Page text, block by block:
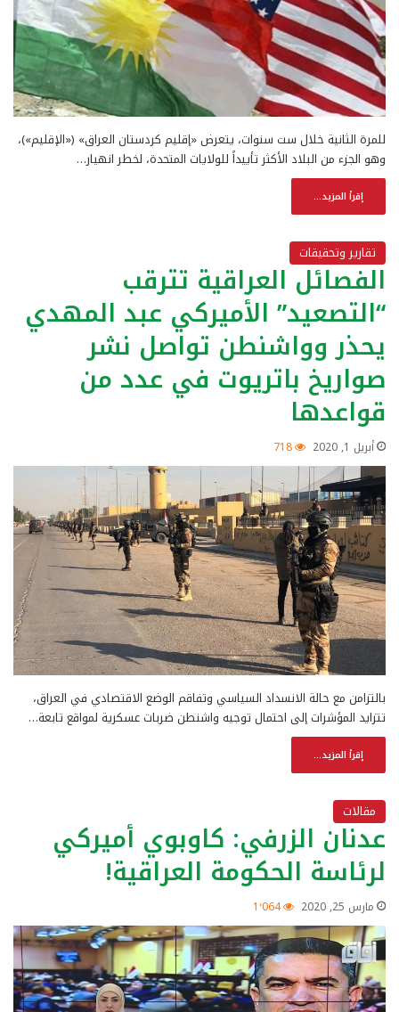
للمرة الثانية خلال ست سنوات، يتعرض «إقليم كردستان العراق» («الإقليم»)،
وهو الجزء من البلاد الأكثر تأييداً للولايات المتحدة، لخطر انهيار…
إقرأ المزيد...
تقارير وتحقيقات
الفصائل العراقية تترقب
“التصعيد” الأميركي عبد المهدي
يحذر وواشنطن تواصل نشر
صواريخ باتريوت في عدد من
قواعدها
أبريل 1, 2020 718
بالتزامن مع حالة الانسداد السياسي وتفاقم الوضع الاقتصادي في العراق،
تتزايد المؤشرات إلى احتمال توجيه واشنطن ضربات عسكرية لمواقع تابعة…
إقرأ المزيد...
مقالات
عدنان الزرفي: كاوبوي أميركي
لرئاسة الحكومة العراقية!
مارس 25, 2020 1٬064